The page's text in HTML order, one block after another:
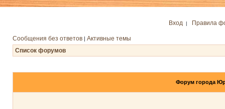
Вход | Правила
Сообщения без ответов | Активные темы
Список форумов
Форум города